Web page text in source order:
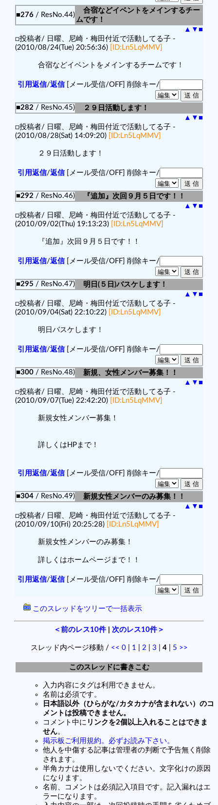
■276 / ResNo.44)
合宿などイベントをメインするチー
ムです！
▲ ▼ ■
□投稿者/ 日曜、尼崎・梅田付近で活動してる子 -
(2010/08/24(Tue) 20:56:36) [ID:Ln5LqMMV]
合宿などイベントをメインするチームです！
引用返信/返信[メール受信/OFF] 削除キー/
■282 / ResNo.45)
２９日活動します！
▲ ▼ ■
□投稿者/ 日曜、尼崎・梅田付近で活動してる子 -
(2010/08/28(Sat) 14:09:20) [ID:Ln5LqMMV]
２９日活動します！
引用返信/返信[メール受信/OFF] 削除キー/
■292 / ResNo.46)
『追加』次回９月５日です！！
▲ ▼ ■
□投稿者/ 日曜、尼崎・梅田付近で活動してる子 -
(2010/09/02(Thu) 19:13:23) [ID:Ln5LqMMV]
『追加』次回９月５日です！！
引用返信/返信[メール受信/OFF] 削除キー/
■295 / ResNo.47)
明日(５日)バスケします！
▲ ▼ ■
□投稿者/ 日曜、尼崎・梅田付近で活動してる子 -
(2010/09/04(Sat) 22:10:22) [ID:Ln5LqMMV]
明日バスケします！
引用返信/返信[メール受信/OFF] 削除キー/
■300 / ResNo.48)
新規、女性メンバー募集！！
▲ ▼ ■
□投稿者/ 日曜、尼崎・梅田付近で活動してる子 -
(2010/09/07(Tue) 22:42:20) [ID:Ln5LqMMV]
新規女性メンバー募集！
詳しくはHPまで！
引用返信/返信[メール受信/OFF] 削除キー/
■304 / ResNo.49)
新規女性メンバーのみ募集！！
▲ ▼ ■
□投稿者/ 日曜、尼崎・梅田付近で活動してる子 -
(2010/09/10(Fri) 20:25:28) [ID:Ln5LqMMV]
新規女性メンバーのみ募集！
詳しくはホームページまで！！
引用返信/返信[メール受信/OFF] 削除キー/
このスレッドをツリーで一括表示
＜前のレス10件 次のレス10件＞
スレッド内ページ移動 / << 0| 1 2 3 4| 5 >>
このスレッドに書きこむ
入力内容にタグは利用できません。
名前は必須です。
日本語以外（ひらがな/カタカナが含まれない）のコ
メントは投稿できません。
コメント中に リンクを2個以上入れることはできま
せん。
掲示板ご利用規約。必ずお読み下さい。
他人を中傷する記事は管理者の判断で予告無く削除
されます。
半角カナは使用しないでください。文字化けの原因
になります。
名前、コメントは必須記入項目です。記入漏れはエ
ラーになります。